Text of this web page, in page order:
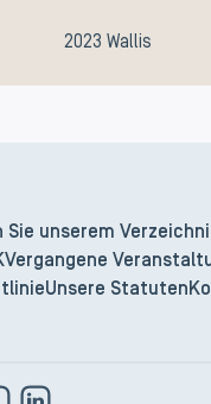
2023 Wallis
Sie unserem
Vergangene
Unsere Statuten